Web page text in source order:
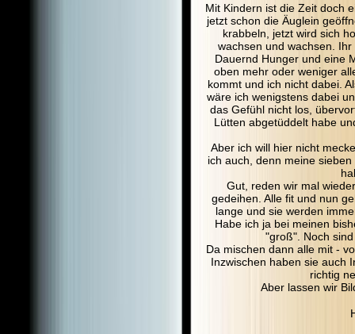
Mit Kindern ist die Zeit doch
jetzt schon die Äuglein
krabbeln, jetzt wird sich
wachsen und wachsen.
Dauernd Hunger und eine
oben mehr oder weniger
kommt und ich nicht dabei.
wäre ich wenigstens dabei
das Gefühl nicht los,
Lütten abgetüddelt habe
Aber ich will hier nicht
ich auch, denn meine
Gut, reden wir mal
gedeihen. Alle fit und nun
lange und sie werden
Habe ich ja bei meinen
"groß". Noch
Da mischen dann alle mit -
Inzwischen haben sie auch
richtig
Aber lassen wir